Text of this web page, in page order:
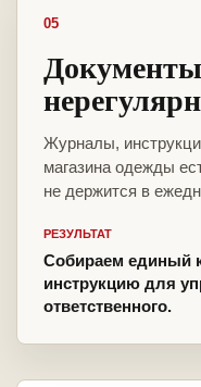
05
Журналы,
магазина одежды
не держится в
РЕЗУЛЬТАТ
Собираем единый
инструкцию для
ответственного.